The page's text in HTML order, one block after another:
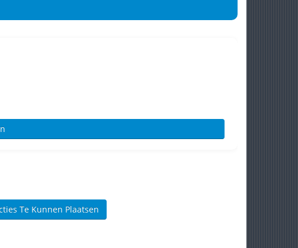
Te Kunnen Plaatsen